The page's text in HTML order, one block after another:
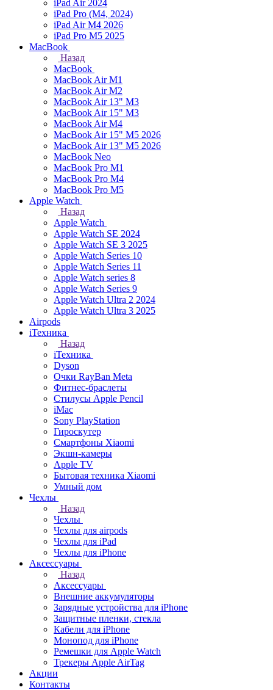
iPad Air 2024
iPad Pro (M4, 2024)
iPad Air M4 2026
iPad Pro M5 2025
MacBook
Назад
MacBook
MacBook Air M1
MacBook Air M2
MacBook Air 13" M3
MacBook Air 15" M3
MacBook Air M4
MacBook Air 15" М5 2026
MacBook Air 13" М5 2026
MacBook Neo
MacBook Pro M1
MacBook Pro M4
MacBook Pro M5
Apple Watch
Назад
Apple Watch
Apple Watch SE 2024
Apple Watch SE 3 2025
Apple Watch Series 10
Apple Watch Series 11
Apple Watch series 8
Apple Watch Series 9
Apple Watch Ultra 2 2024
Apple Watch Ultra 3 2025
Airpods
iТехника
Назад
iТехника
Dyson
Очки RayBan Meta
Фитнес-браслеты
Стилусы Apple Pencil
iMac
Sony PlayStation
Гироскутер
Смартфоны Xiaomi
Экшн-камеры
Apple TV
Бытовая техника Xiaomi
Умный дом
Чехлы
Назад
Чехлы
Чехлы для airpods
Чехлы для iPad
Чехлы для iPhone
Аксессуары
Назад
Аксессуары
Внешние аккумуляторы
Зарядные устройства для iPhone
Защитные пленки, стекла
Кабели для iPhone
Монопод для iPhone
Ремешки для Apple Watch
Трекеры Apple AirTag
Акции
Контакты